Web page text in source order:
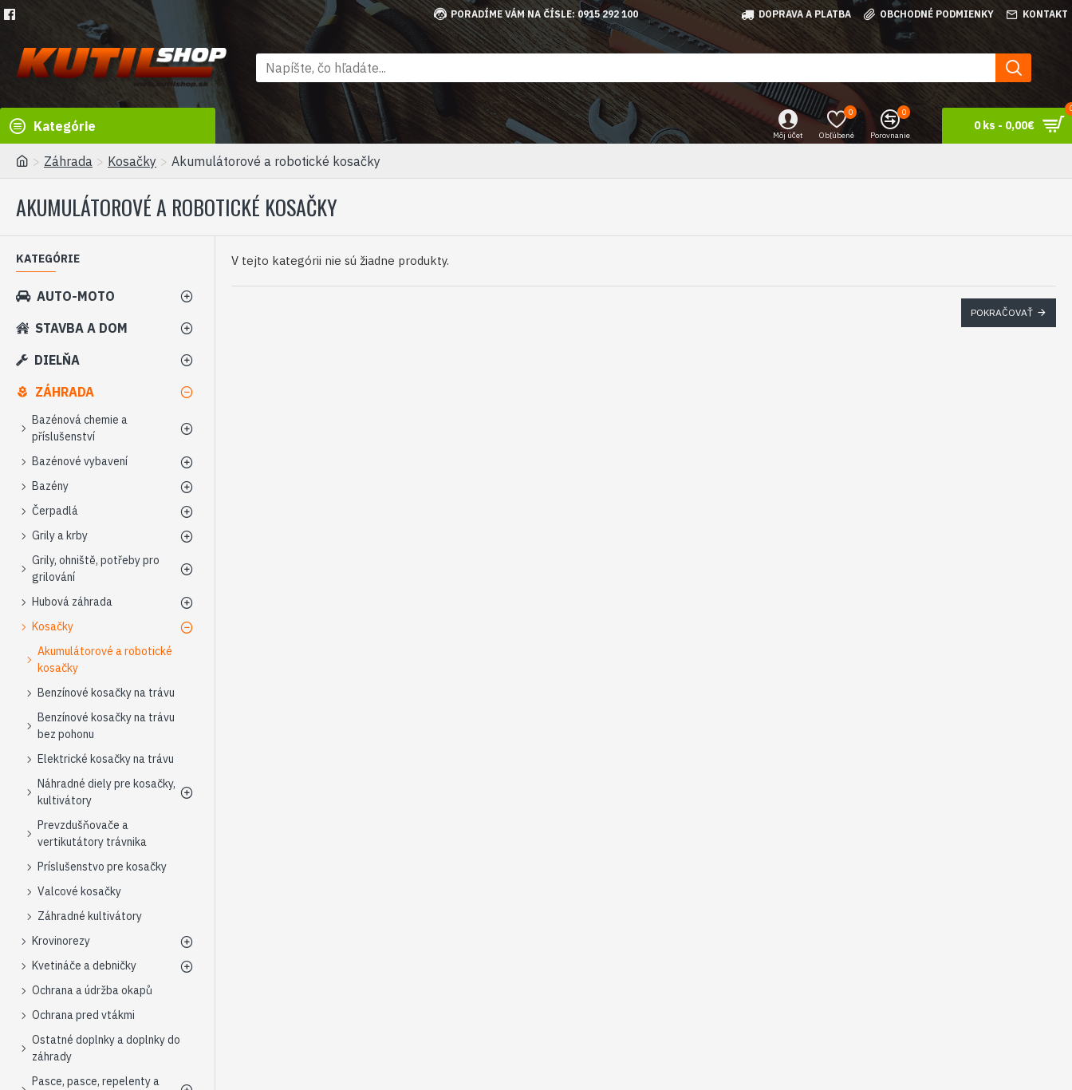
PORADÍME VÁM NA ČÍSLE: 0915 292 100 DOPRAVA A PLATBA OBCHODNÉ PODMIENKY KONTAKT
Kategórie
Môj účet Obľúbené
0
Porovnanie
0
0 ks - 0,00€
Záhrada Kosačky Akumulátorové a robotické kosačky
AKUMULÁTOROVÉ A ROBOTICKÉ KOSAČKY
KATEGÓRIE
AUTO-MOTO
STAVBA A DOM
DIELŇA
ZÁHRADA
Bazénová chemie a
příslušenství
Bazénové vybavení
Bazény
Čerpadlá
Grily a krby
Grily, ohniště, potřeby pro
grilování
Hubová záhrada
Kosačky
Akumulátorové a robotické
kosačky
Benzínové kosačky na trávu
Benzínové kosačky na trávu
bez pohonu
Elektrické kosačky na trávu
Náhradné diely pre kosačky,
kultivátory
Prevzdušňovače a
vertikutátory trávnika
Príslušenstvo pre kosačky
Valcové kosačky
Záhradné kultivátory
Krovinorezy
Kvetináče a debničky
Ochrana a údržba okapů
Ochrana pred vtákmi
Ostatné doplnky a doplnky do
záhrady
Pasce, pasce, repelenty a
V tejto kategórii nie sú žiadne produkty.
POKRAČOVAŤ